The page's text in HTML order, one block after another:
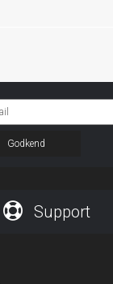
Godkend
Support